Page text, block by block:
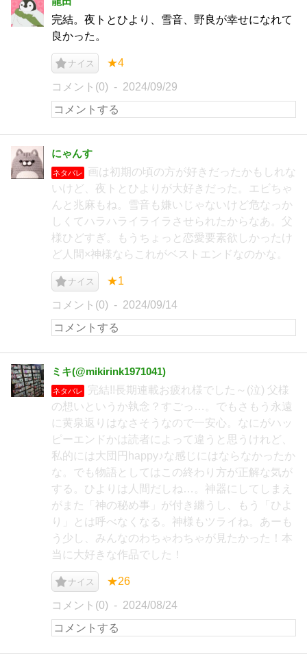
完結。夜トとひより、雪音、野良が幸せになれて
良かった。
ナイス ★4
コメント(0) 2024/09/29
にゃんす
ネタバレ
画は初期の頃の方が好きだったかもしれな
いけど、夜トとひよりが大好きだった。エビちゃ
んと兆麻もね。雪音も嫌いじゃないけど危なっか
しくてハラハライライラさせられたからなあ。父
様ひどすぎ。もうちょっと恋愛要素欲しかったけ
ど人間×神様ならこれがベストエンドなのかな。
ナイス ★1
コメント(0) 2024/09/14
ミキ(@mikirink1971041)
ネタバレ
完結!!長期連載お疲れ様でした～(泣) 父様
の想いというか執念？すごっ…。でもさもう永遠
に黄泉返りはなさそうなので一安心。なにがハッ
ピーエンドかは読者によって違うと思うけれど、
私的には大団円happy♪な感じにはならなかったか
な。でも物語としてはこの終わり方が正解な気が
する。ひよりは人間だしね…。神器にしてしまえ
がまた「神の秘め事」が付き纏うし、もう「ひよ
り」とは呼べなくなる。神様もツライね。あーも
う少し、みんなのわちゃわちゃが見たかった！本
当に大好きな作品でした！
ナイス ★26
コメント(0) 2024/08/24